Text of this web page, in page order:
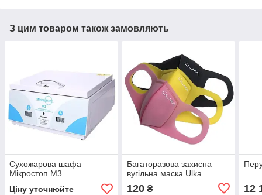
З цим товаром також замовляють
Сухожарова шафа
Мікростоп М3
Ціну уточнюйте
Багаторазова захисна
вугільна маска Ulka
120₴ 12